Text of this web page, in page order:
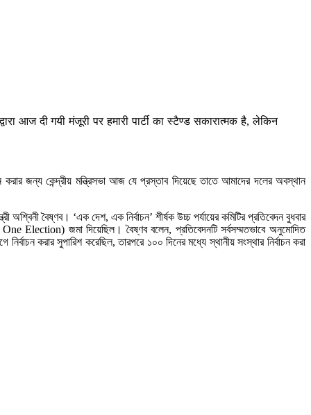
आज दी गयी मंजूरी पर हमारी पार्टी का स्टैण्ड सकारात्मक है, लेकिन
জন্য কেন্দ্রীয় মন্ত্রিসভা আজ যে প্রস্তাব দিয়েছে তাতে আমাদের দলের অবস্থান
বৈষ্ণব। ‘এক দেশ, এক নির্বাচন’ শীর্ষক উচ্চ পর্যায়ের কমিটির প্রতিবেদন বুধবার
One Election) জমা দিয়েছিল। বৈষ্ণব বলেন, প্রতিবেদনটি সর্বসম্মতভাবে অনুমোদিত
করার সুপারিশ করেছিল, তারপরে ১০০ দিনের মধ্যে স্থানীয় সংস্থার নির্বাচন করা